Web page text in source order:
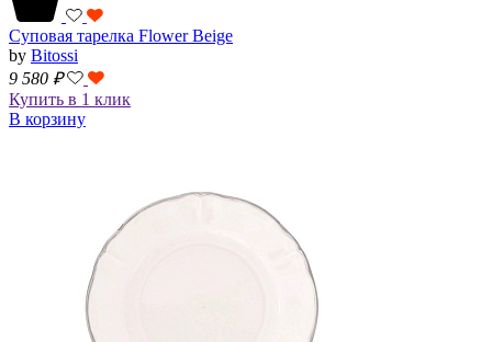
Суповая тарелка Flower Beige
by Bitossi
9 580 ₽
Купить в 1 клик
В корзину